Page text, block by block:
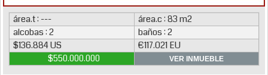
área.t : ---
área.c : 83 m2
alcobas : 2
baños : 2
$136.884 US
€117.021 EU
$550.000.000 VER INMUEBLE